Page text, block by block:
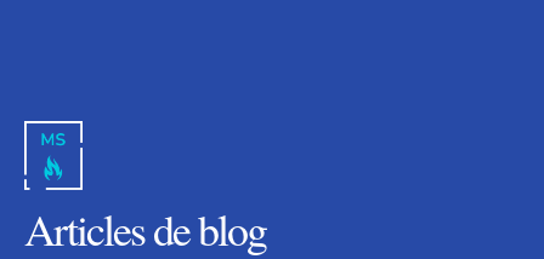
Articles de blog